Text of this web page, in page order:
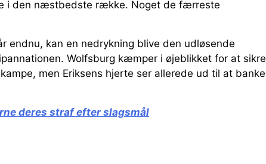
i den næstbedste række. Noget de færreste
endnu, kan en nedrykning blive den udløsende
Wolfsburg kæmper i øjeblikket for at sikre
men Eriksens hjerte ser allerede ud til at banke
deres straf efter slagsmål